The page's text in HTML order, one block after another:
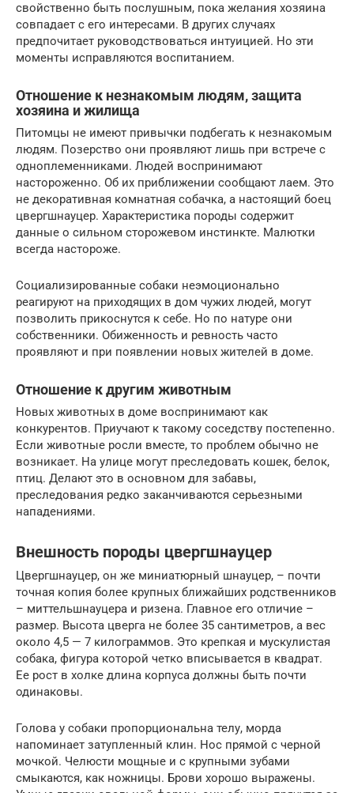
свойственно быть послушным, пока желания хозяина
совпадает с его интересами. В других случаях
предпочитает руководствоваться интуицией. Но эти
моменты исправляются воспитанием.
Отношение к незнакомым людям, защита
хозяина и жилища
Питомцы не имеют привычки подбегать к незнакомым
людям. Позерство они проявляют лишь при встрече с
одноплеменниками. Людей воспринимают
настороженно. Об их приближении сообщают лаем. Это
не декоративная комнатная собачка, а настоящий боец
цвергшнауцер. Характеристика породы содержит
данные о сильном сторожевом инстинкте. Малютки
всегда настороже.
Социализированные собаки неэмоционально
реагируют на приходящих в дом чужих людей, могут
позволить прикоснутся к себе. Но по натуре они
собственники. Обиженность и ревность часто
проявляют и при появлении новых жителей в доме.
Отношение к другим животным
Новых животных в доме воспринимают как
конкурентов. Приучают к такому соседству постепенно.
Если животные росли вместе, то проблем обычно не
возникает. На улице могут преследовать кошек, белок,
птиц. Делают это в основном для забавы,
преследования редко заканчиваются серьезными
нападениями.
Внешность породы цвергшнауцер
Цвергшнауцер, он же миниатюрный шнауцер, – почти
точная копия более крупных ближайших родственников
– миттельшнауцера и ризена. Главное его отличие –
размер. Высота цверга не более 35 сантиметров, а вес
около 4,5 — 7 килограммов. Это крепкая и мускулистая
собака, фигура которой четко вписывается в квадрат.
Ее рост в холке длина корпуса должны быть почти
одинаковы.
Голова у собаки пропорциональна телу, морда
напоминает затупленный клин. Нос прямой с черной
мочкой. Челюсти мощные и с крупными зубами
смыкаются, как ножницы. Брови хорошо выражены.